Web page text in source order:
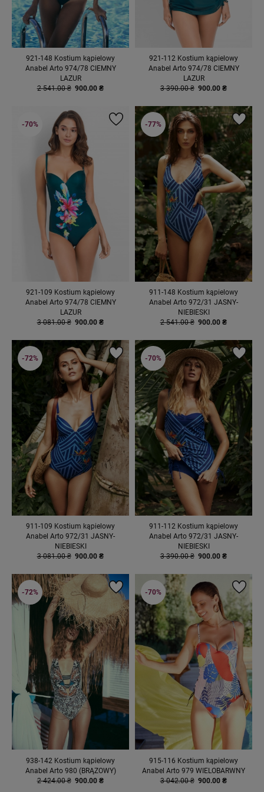
921-148 Kostium kąpielowy
Anabel Arto 974/78 CIEMNY
LAZUR
2 541.00 ₴ 900.00 ₴
921-112 Kostium kąpielowy
Anabel Arto 974/78 CIEMNY
LAZUR
3 390.00 ₴ 900.00 ₴
921-109 Kostium kąpielowy
Anabel Arto 974/78 CIEMNY
LAZUR
3 081.00 ₴ 900.00 ₴
-70%
911-148 Kostium kąpielowy
Anabel Arto 972/31 JASNY-
NIEBIESKI
2 541.00 ₴ 900.00 ₴
-77%
911-109 Kostium kąpielowy
Anabel Arto 972/31 JASNY-
NIEBIESKI
3 081.00 ₴ 900.00 ₴
-72%
911-112 Kostium kąpielowy
Anabel Arto 972/31 JASNY-
NIEBIESKI
3 390.00 ₴ 900.00 ₴
-70%
938-142 Kostium kąpielowy
Anabel Arto 980 (BRĄZOWY)
2 424.00 ₴ 900.00 ₴
-72%
915-116 Kostium kąpielowy
Anabel Arto 979 WIELOBARWNY
3 042.00 ₴ 900.00 ₴
-70%